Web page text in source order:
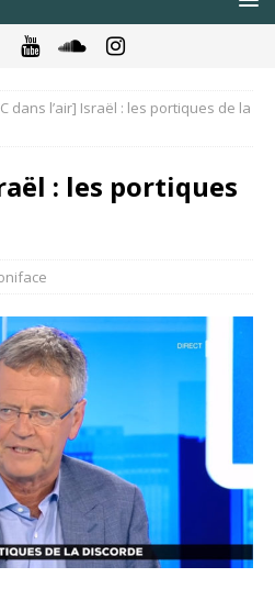
dans l’air] Israël : les portiques de la
: les portiques